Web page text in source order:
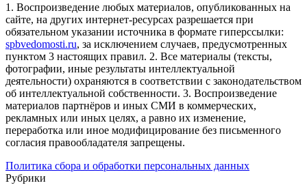
1. Воспроизведение любых материалов, опубликованных на
сайте, на других интернет-ресурсах разрешается при
обязательном указании источника в формате гиперссылки:
spbvedomosti.ru, за исключением случаев, предусмотренных
пунктом 3 настоящих правил. 2. Все материалы (тексты,
фотографии, иные результаты интеллектуальной
деятельности) охраняются в соответствии с законодательством
об интеллектуальной собственности. 3. Воспроизведение
материалов партнёров и иных СМИ в коммерческих,
рекламных или иных целях, а равно их изменение,
переработка или иное модифицирование без письменного
согласия правообладателя запрещены.
Политика сбора и обработки персональных данных
Рубрики